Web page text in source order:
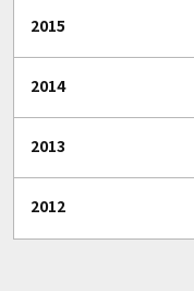
2015
2014
2013
2012